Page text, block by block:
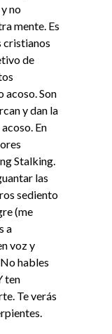
no
mente. Es
cristianos
de
acoso. Son
y dan la
En
Stalking.
las
sediento
(me
a
voz y
hables
ten
Te verás